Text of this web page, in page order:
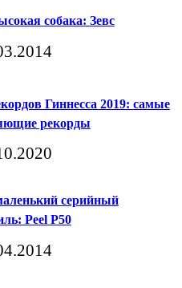
собака: Зевс
Гиннесса 2019: самые
рекорды
серийный
Peel P50